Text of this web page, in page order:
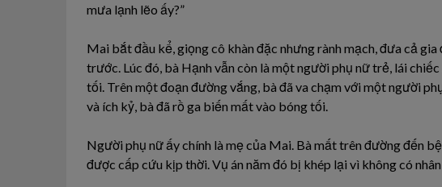
mưa lạnh lẽo ấy?”
Mai bắt đầu kể, giọng cô khàn đặc nhưng rành mạch, đưa cả
trước. Lúc đó, bà Hạnh vẫn còn là một người phụ nữ trẻ, lái
tối. Trên một đoạn đường vắng, bà đã va chạm với một người
và ích kỷ, bà đã rồ ga biến mất vào bóng tối.
Người phụ nữ ấy chính là mẹ của Mai. Bà mất trên đường đến
được cấp cứu kịp thời. Vụ án năm đó bị khép lại vì không có